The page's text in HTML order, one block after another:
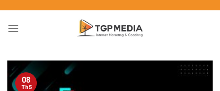
08
Th5